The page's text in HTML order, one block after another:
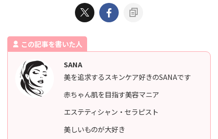
この記事を書いた人
SANA
美を追求するスキンケア好きのSANAです
赤ちゃん肌を目指す美容マニア
エステティシャン・セラピスト
美しいものが大好き